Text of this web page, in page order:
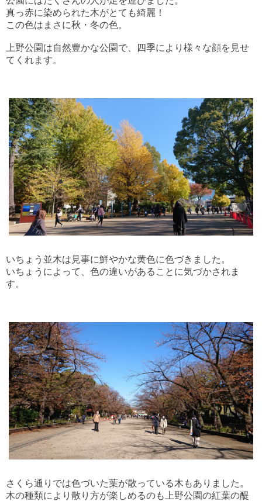
真っ赤に染められた木がとても綺麗！
この色はまさに秋・冬の色。
上野公園は自然豊かな公園で、四季により様々な顔を見せ
てくれます。
いちょう並木は見事に鮮やかな黄色に色づきました。
いちょうによって、色の違いがあることに気づかされま
す。
さくら通りでは色づいた葉が散っている木もありました。
木の種類により散り方が楽しめるのも上野公園の紅葉の醍